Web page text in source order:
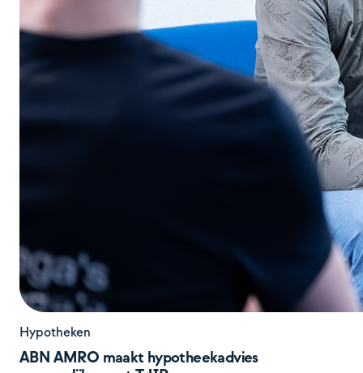
Hypotheken
ABN AMRO maakt hypotheekadvies